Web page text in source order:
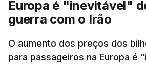
Europa é "inevitável"
guerra com o Irão
O aumento dos preços dos
para passageiros na Europa é